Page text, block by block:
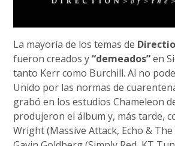
La mayoría de los temas de
fueron creados y“demeados”en
tanto Kerr como Burchill. Al no
Unido por las normas de
grabó en los estudios Chameleon
produjeron el álbum y, más tarde,
Wright (Massive Attack, Echo &